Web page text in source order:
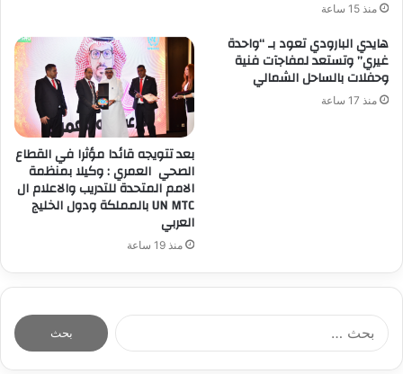
منذ 15 ساعة
هايدي البارودي تعود بـ “واحدة
غيري” وتستعد لمفاجآت فنية
وحفلات بالساحل الشمالي
منذ 17 ساعة
بعد تتويجه قائدا مؤثرا في القطاع
الصحي العمري : وكيلا بمنظمة
الامم المتحدة للتدريب والاعلام ال
UN MTC بالمملكة ودول الخليج
العربي
منذ 19 ساعة